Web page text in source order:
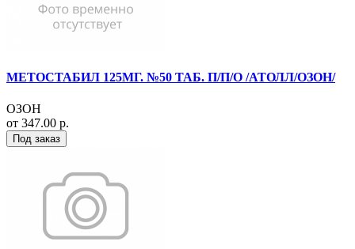
МЕТОСТАБИЛ 125МГ. №50 ТАБ. П/П/О /АТОЛЛ/ОЗОН/
ОЗОН
от 347.00 р.
Под заказ